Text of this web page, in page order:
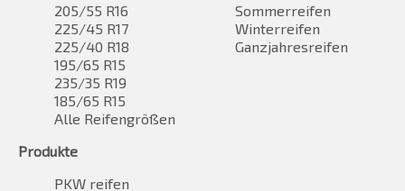
205/55 R16
225/45 R17
225/40 R18
195/65 R15
235/35 R19
185/65 R15
Alle Reifengrößen
Sommerreifen
Winterreifen
Ganzjahresreifen
Produkte
PKW reifen